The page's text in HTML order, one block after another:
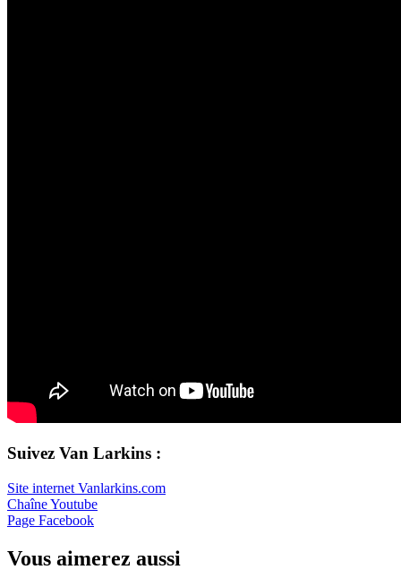
Suivez Van Larkins :
Site internet Vanlarkins.com
Chaîne Youtube
Page Facebook
Vous aimerez aussi